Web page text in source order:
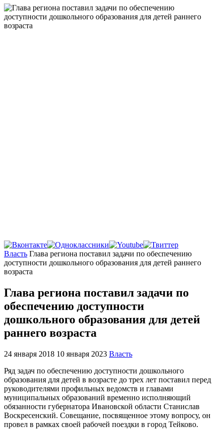
Главная
Власть Глава региона поставил задачи по обеспечению
доступности дошкольного образования для детей раннего
возраста
Глава региона поставил задачи по
обеспечению доступности
дошкольного образования для детей
раннего возраста
24 января 2018 10 января 2023 Власть
Ряд задач по обеспечению доступности дошкольного
образования для детей в возрасте до трех лет поставил перед
руководителями профильных ведомств и главами
муниципальных образований временно исполняющий
обязанности губернатора Ивановской области Станислав
Воскресенский. Совещание, посвященное этому вопросу, он
провел в рамках своей рабочей поездки в город Тейково.